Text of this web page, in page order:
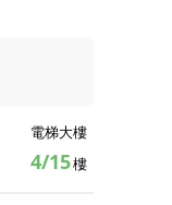
電梯大樓
4/15樓